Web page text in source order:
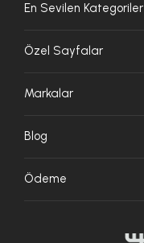
En Sevilen Kategoriler
Özel Sayfalar
Markalar
Blog
Ödeme